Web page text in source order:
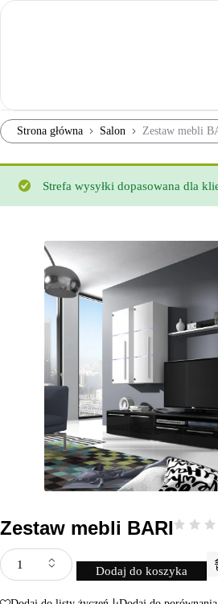
Strona główna Salon Zestaw mebli
Strefa wysyłki dopasowana dla
Zestaw mebli BARI
Dodaj do koszyka